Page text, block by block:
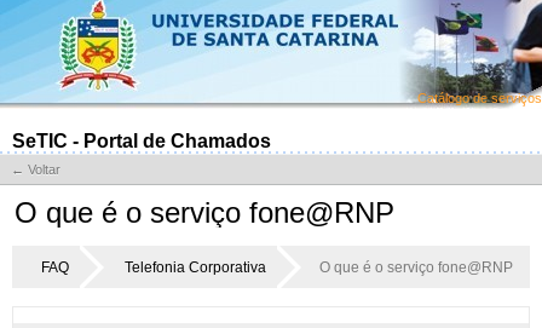
Catálogo de serviços
SeTIC - Portal de Chamados
← Voltar
O que é o serviço fone@RNP
FAQ Telefonia Corporativa O que é o serviço fone@RNP